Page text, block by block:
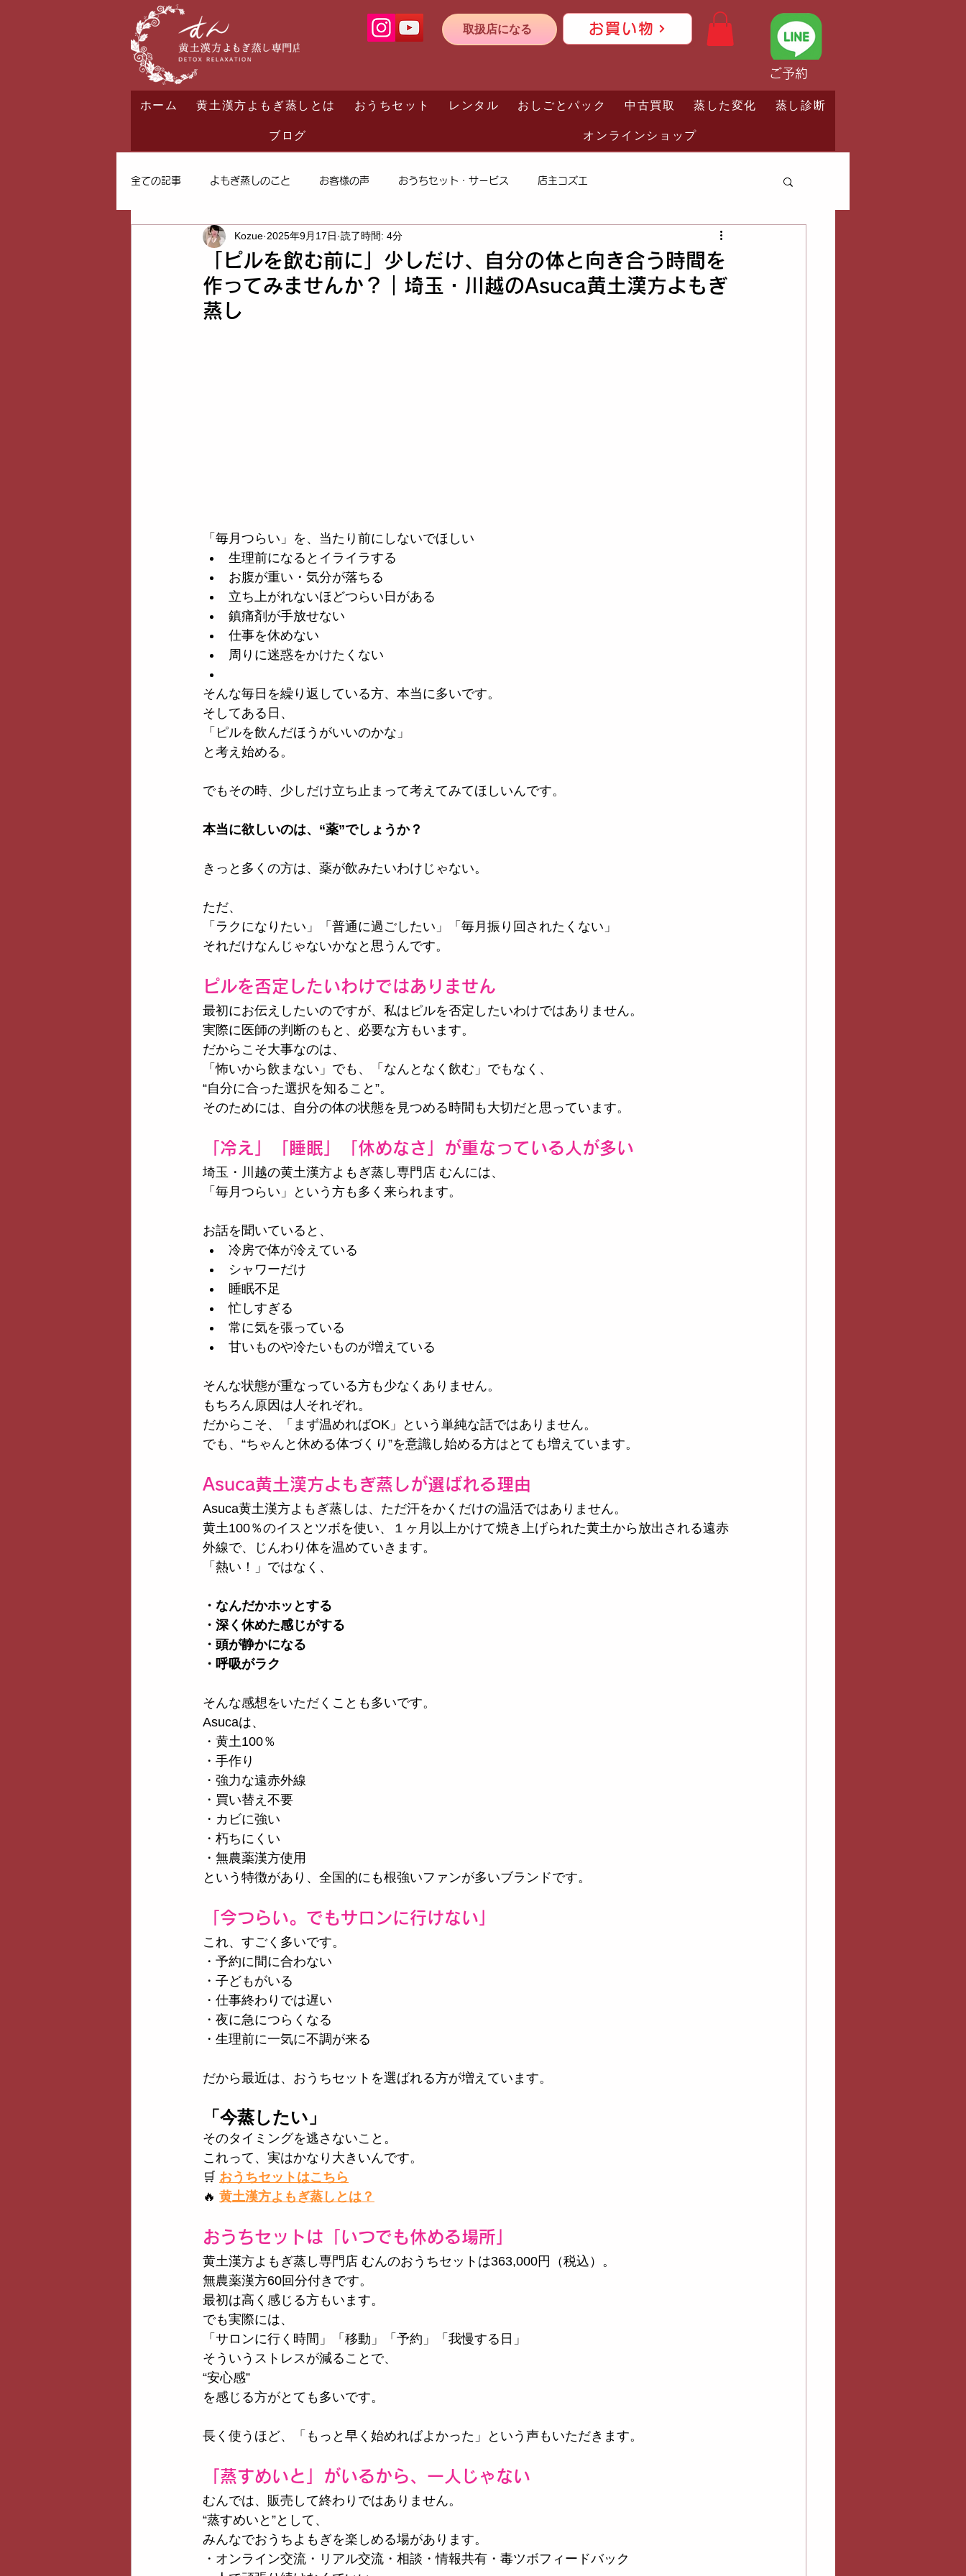
取扱店になる お買い物
ご予約
ホーム 黄土漢方よもぎ蒸しとは おうちセット レンタル おしごとパック 中古買取 蒸した変化
蒸し診断
ブログ
オンラインショップ
全ての記事 よもぎ蒸しのこと お客様の声 おうちセット・サービス 店主コズエ
「ピルを飲む前に」少しだけ、自分の体と向き合う時間を
作ってみませんか？｜埼玉・川越のAsuca黄土漢方よもぎ
蒸し
Kozue 2025年9月17日 読了時間: 4分
「毎月つらい」を、当たり前にしないでほしい
生理前になるとイライラする
お腹が重い・気分が落ちる
立ち上がれないほどつらい日がある
鎮痛剤が手放せない
仕事を休めない
周りに迷惑をかけたくない
そんな毎日を繰り返している方、本当に多いです。
そしてある日、
「ピルを飲んだほうがいいのかな」
と考え始める。
でもその時、少しだけ立ち止まって考えてみてほしいんです。
本当に欲しいのは、“薬”でしょうか？
きっと多くの方は、薬が飲みたいわけじゃない。
ただ、
「ラクになりたい」「普通に過ごしたい」「毎月振り回されたくない」
それだけなんじゃないかなと思うんです。
ピルを否定したいわけではありません
最初にお伝えしたいのですが、私はピルを否定したいわけではありません。
実際に医師の判断のもと、必要な方もいます。
だからこそ大事なのは、
「怖いから飲まない」でも、「なんとなく飲む」でもなく、
“自分に合った選択を知ること”。
そのためには、自分の体の状態を見つめる時間も大切だと思っています。
「冷え」「睡眠」「休めなさ」が重なっている人が多い
埼玉・川越の黄土漢方よもぎ蒸し専門店 むんには、
「毎月つらい」という方も多く来られます。
お話を聞いていると、
冷房で体が冷えている
シャワーだけ
睡眠不足
忙しすぎる
常に気を張っている
甘いものや冷たいものが増えている
そんな状態が重なっている方も少なくありません。
もちろん原因は人それぞれ。
だからこそ、「まず温めればOK」という単純な話ではありません。
でも、“ちゃんと休める体づくり”を意識し始める方はとても増えています。
Asuca黄土漢方よもぎ蒸しが選ばれる理由
Asuca黄土漢方よもぎ蒸しは、ただ汗をかくだけの温活ではありません。
黄土100％のイスとツボを使い、１ヶ月以上かけて焼き上げられた黄土から放出される遠赤
外線で、じんわり体を温めていきます。
「熱い！」ではなく、
・なんだかホッとする
・深く休めた感じがする
・頭が静かになる
・呼吸がラク
そんな感想をいただくことも多いです。
Asucaは、
・黄土100％
・手作り
・強力な遠赤外線
・買い替え不要
・カビに強い
・朽ちにくい
・無農薬漢方使用
という特徴があり、全国的にも根強いファンが多いブランドです。
「今つらい。でもサロンに行けない」
これ、すごく多いです。
・予約に間に合わない
・子どもがいる
・仕事終わりでは遅い
・夜に急につらくなる
・生理前に一気に不調が来る
だから最近は、おうちセットを選ばれる方が増えています。
「今蒸したい」
そのタイミングを逃さないこと。
これって、実はかなり大きいんです。
🛒 おうちセットはこちら
🔥 黄土漢方よもぎ蒸しとは？
おうちセットは「いつでも休める場所」
黄土漢方よもぎ蒸し専門店 むんのおうちセットは363,000円（税込）。
無農薬漢方60回分付きです。
最初は高く感じる方もいます。
でも実際には、
「サロンに行く時間」「移動」「予約」「我慢する日」
そういうストレスが減ることで、
“安心感”
を感じる方がとても多いです。
長く使うほど、「もっと早く始めればよかった」という声もいただきます。
「蒸すめいと」がいるから、一人じゃない
むんでは、販売して終わりではありません。
“蒸すめいと”として、
みんなでおうちよもぎを楽しめる場があります。
・オンライン交流・リアル交流・相談・情報共有・毒ツボフィードバック